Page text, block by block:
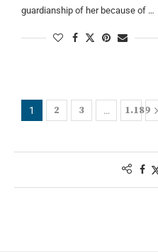
guardianship of her because of …
1 2 3 … 1.189